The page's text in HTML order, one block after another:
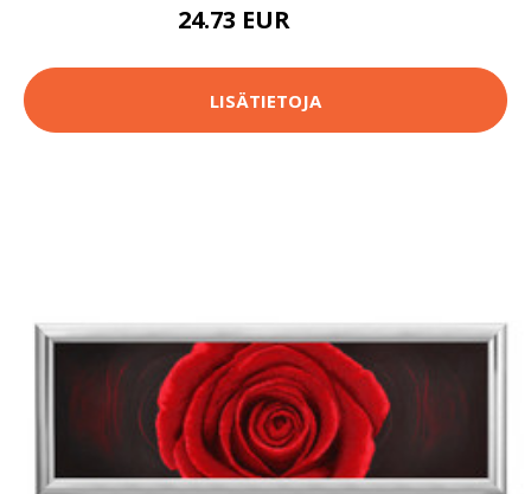
24.73 EUR
LISÄTIETOJA